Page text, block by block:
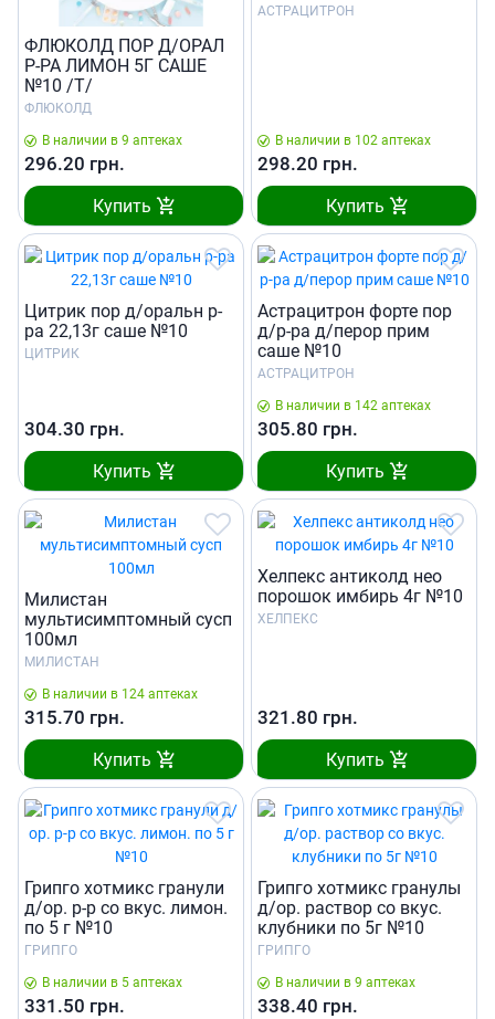
ФЛЮКОЛД ПОР Д/ОРАЛ
Р-РА ЛИМОН 5Г САШЕ
№10 /T/
ФЛЮКОЛД
В наличии в 9 аптеках
296.20 грн.
Купить
АСТРАЦИТРОН
В наличии в 102 аптеках
298.20 грн.
Купить
Цитрик пор д/оральн р-
ра 22,13г саше №10
ЦИТРИК
304.30 грн.
Купить
Астрацитрон форте пор
д/р-ра д/перор прим
саше №10
АСТРАЦИТРОН
В наличии в 142 аптеках
305.80 грн.
Купить
Милистан
мультисимптомный сусп
100мл
МИЛИСТАН
В наличии в 124 аптеках
315.70 грн.
Купить
Хелпекс антиколд нео
порошок имбирь 4г №10
ХЕЛПЕКС
321.80 грн.
Купить
Грипго хотмикс гранули
д/ор. р-р со вкус. лимон.
по 5 г №10
ГРИПГО
В наличии в 5 аптеках
331.50 грн.
Грипго хотмикс гранулы
д/ор. раствор со вкус.
клубники по 5г №10
ГРИПГО
В наличии в 9 аптеках
338.40 грн.